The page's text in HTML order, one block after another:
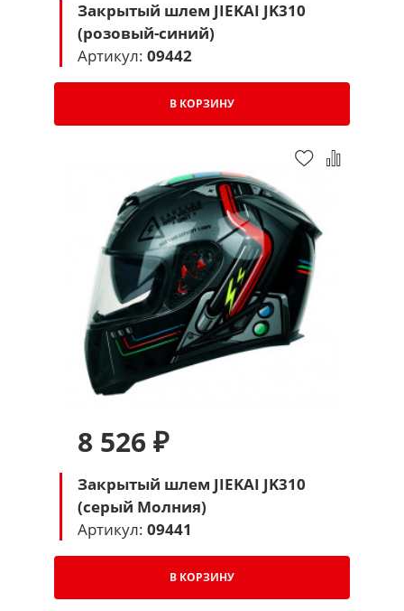
Закрытый шлем JIEKAI JK310
(розовый-синий)
Артикул: 09442
В КОРЗИНУ
8 526 ₽
Закрытый шлем JIEKAI JK310
(серый Молния)
Артикул: 09441
В КОРЗИНУ